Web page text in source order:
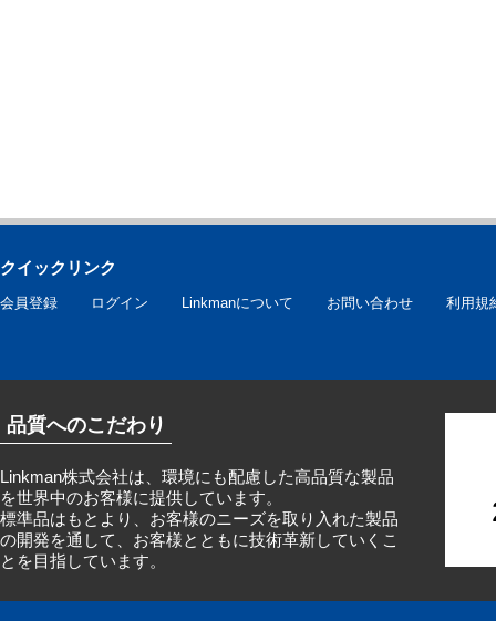
クイックリンク
会員登録 ログイン Linkmanについて お問い合わせ 利用規
品質へのこだわり
Linkman株式会社は、環境にも配慮した高品質な製品
を世界中のお客様に提供しています。
標準品はもとより、お客様のニーズを取り入れた製品
の開発を通して、お客様とともに技術革新していくこ
とを目指しています。